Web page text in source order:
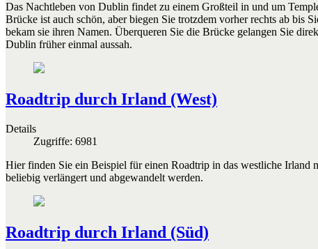
Das Nachtleben von Dublin findet zu einem Großteil in und um
Brücke ist auch schön, aber biegen Sie trotzdem vorher rechts ab bis
bekam sie ihren Namen. Überqueren Sie die Brücke gelangen Sie
Dublin früher einmal aussah.
Roadtrip durch Irland (West)
Details
Zugriffe: 6981
Hier finden Sie ein Beispiel für einen Roadtrip in das westliche Irland
beliebig verlängert und abgewandelt werden.
Roadtrip durch Irland (Süd)